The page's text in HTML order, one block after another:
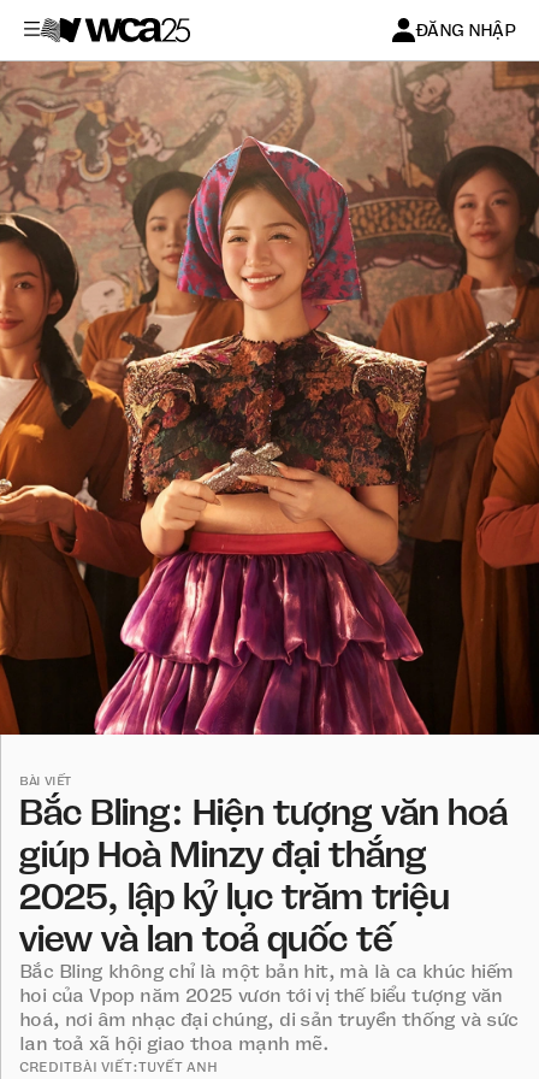
ĐĂNG NHẬP
CREDITBÀI VIẾT:TUYẾT ANH
BÀI VIẾT
Bắc Bling: Hiện tượng văn hoá
giúp Hoà Minzy đại thắng
2025, lập kỷ lục trăm triệu
view và lan toả quốc tế
Bắc Bling không chỉ là một bản hit, mà là ca khúc hiếm
hoi của Vpop năm 2025 vươn tới vị thế biểu tượng văn
hoá, nơi âm nhạc đại chúng, di sản truyền thống và sức
lan toả xã hội giao thoa mạnh mẽ.